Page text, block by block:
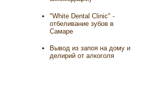
"White Dental Clinic" -
отбеливание зубов в
Самаре
Вывод из запоя на дому и
делирий от алкоголя